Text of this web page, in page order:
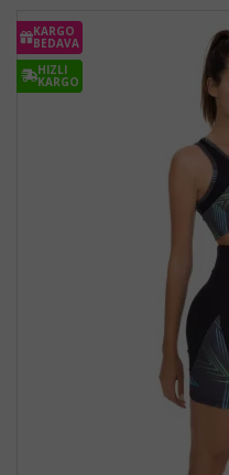
KARGO
BEDAVA
HIZLI
KARGO